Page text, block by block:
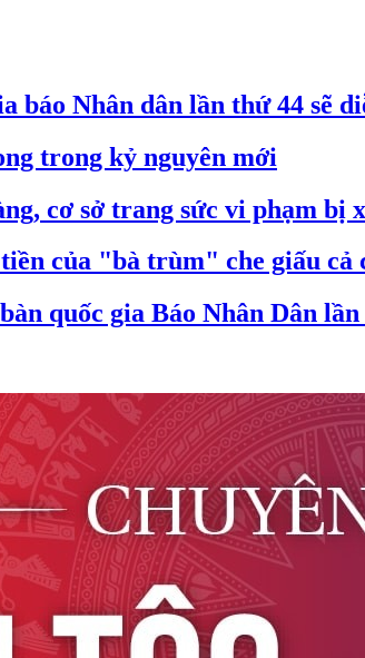
báo Nhân dân lần thứ 44 sẽ
trong kỷ nguyên mới
cơ sở trang sức vi phạm bị
của "bà trùm" che giấu cả
quốc gia Báo Nhân Dân